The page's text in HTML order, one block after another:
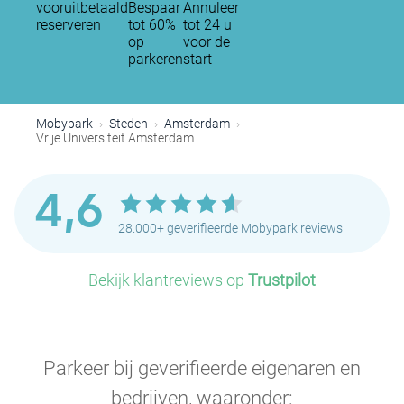
vooruitbetaald
reserveren
Bespaar
tot 60%
op
parkeren
Annuleer
tot 24 u
voor de
start
Mobypark Steden
Amsterdam
Vrije Universiteit Amsterdam
4,6 28.000+ geverifieerde Mobypark reviews
Bekijk klantreviews op Trustpilot
Parkeer bij geverifieerde eigenaren en
bedrijven, waaronder:
P
P
PP
P
P
P